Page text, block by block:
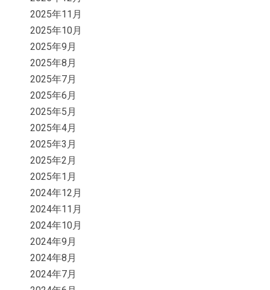
2025年11月
2025年10月
2025年9月
2025年8月
2025年7月
2025年6月
2025年5月
2025年4月
2025年3月
2025年2月
2025年1月
2024年12月
2024年11月
2024年10月
2024年9月
2024年8月
2024年7月